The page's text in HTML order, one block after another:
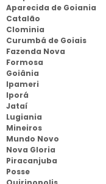
Aparecida de Goiania
Catalão
Clominia
Curumbá de Goiais
Fazenda Nova
Formosa
Goiânia
Ipameri
Iporá
Jataí
Lugiania
Mineiros
Mundo Novo
Nova Gloria
Piracanjuba
Posse